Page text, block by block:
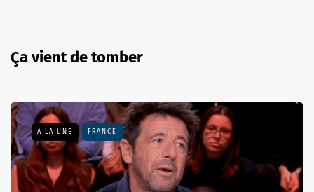
Ça vient de tomber
A LA UNE FRANCE